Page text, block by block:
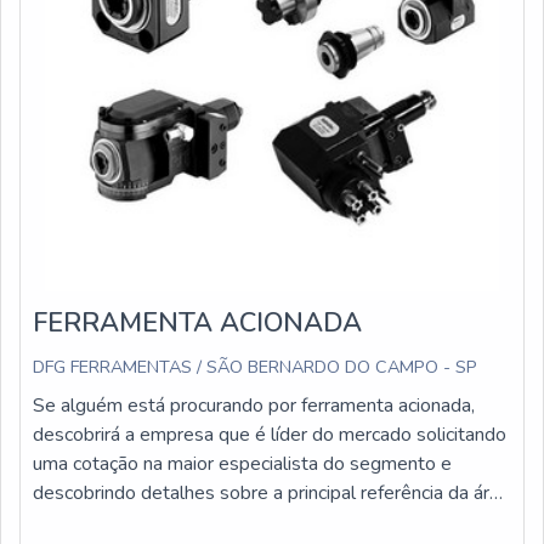
FERRAMENTA ACIONADA
DFG FERRAMENTAS / SÃO BERNARDO DO CAMPO - SP
Se alguém está procurando por ferramenta acionada,
descobrirá a empresa que é líder do mercado solicitando
uma cotação na maior especialista do segmento e
descobrindo detalhes sobre a principal referência da área